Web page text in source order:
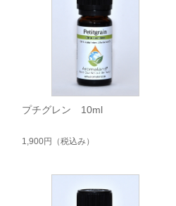
プチグレン 10ml
1,900円 （税込み）